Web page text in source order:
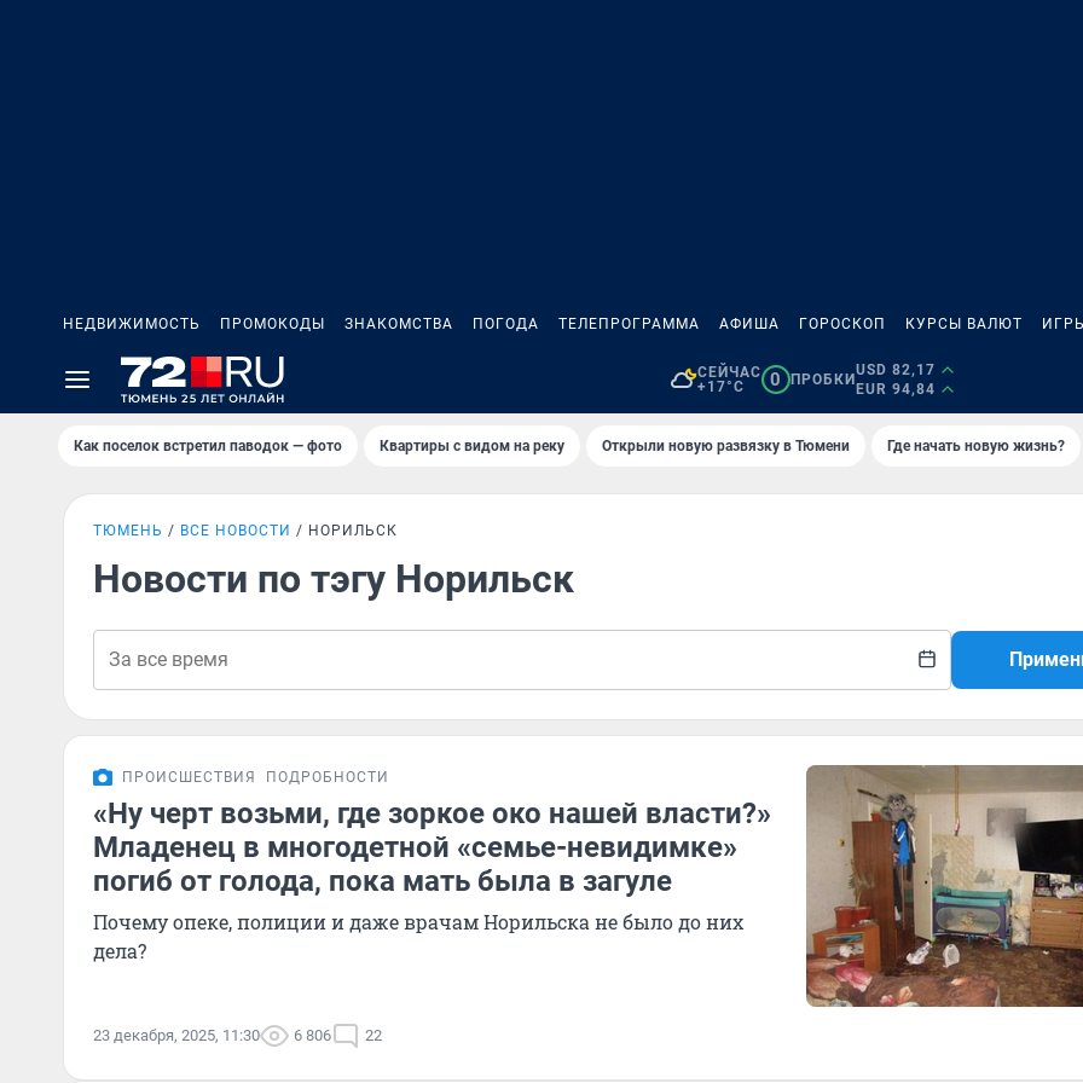
НЕДВИЖИМОСТЬ ПРОМОКОДЫ ЗНАКОМСТВА ПОГОДА ТЕЛЕПРОГРАММА АФИША ГОРОСКОП КУРСЫ ВАЛЮТ
СЕЙЧАС
+17°C
0 ПРОБКИ
USD 82,17
EUR 94,84
Как поселок встретил паводок — фото Квартиры с видом на реку Открыли новую развязку в Тюмени Где начать новую жизнь?
ТЮМЕНЬ ВСЕ НОВОСТИ НОРИЛЬСК
Новости по тэгу Норильск
ПРОИСШЕСТВИЯ ПОДРОБНОСТИ
«Ну черт возьми, где зоркое око нашей власти?»
Младенец в многодетной «семье-невидимке»
погиб от голода, пока мать была в загуле
Почему опеке, полиции и даже врачам Норильска не было до них
дела?
23 декабря, 2025, 11:30 6 806 22